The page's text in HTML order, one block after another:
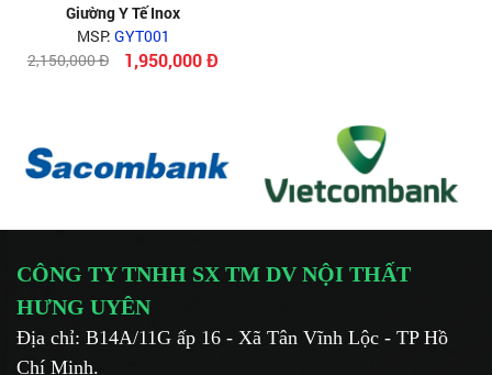
Giường Y Tế Inox
MSP: GYT001
2,150,000 Đ
1,950,000 Đ
CÔNG TY TNHH SX TM DV NỘI THẤT
HƯNG UYÊN
Địa chỉ: B14A/11G ấp 16 - Xã Tân Vĩnh Lộc - TP Hồ
Chí Minh.